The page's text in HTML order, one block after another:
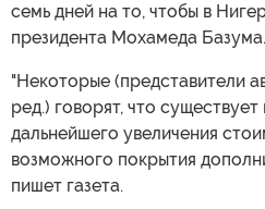
семь дней на то, чтобы в
президента Мохамеда Базума.
"Некоторые (представители
ред.) говорят, что существует
дальнейшего увеличения
возможного покрытия
пишет газета.